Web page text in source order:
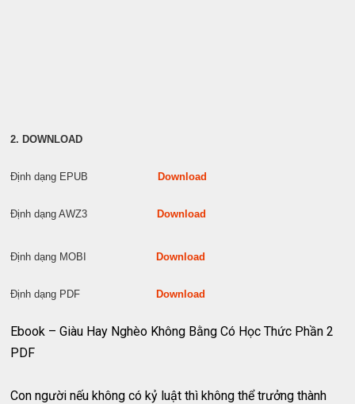
2. DOWNLOAD
Định dạng EPUBDownload
Định dạng AWZ3Download
Định dạng MOBIDownload
Định dạng PDFDownload
Ebook – Giàu Hay Nghèo Không Bằng Có Học Thức Phần 2
PDF
Con người nếu không có kỷ luật thì không thể trưởng thành